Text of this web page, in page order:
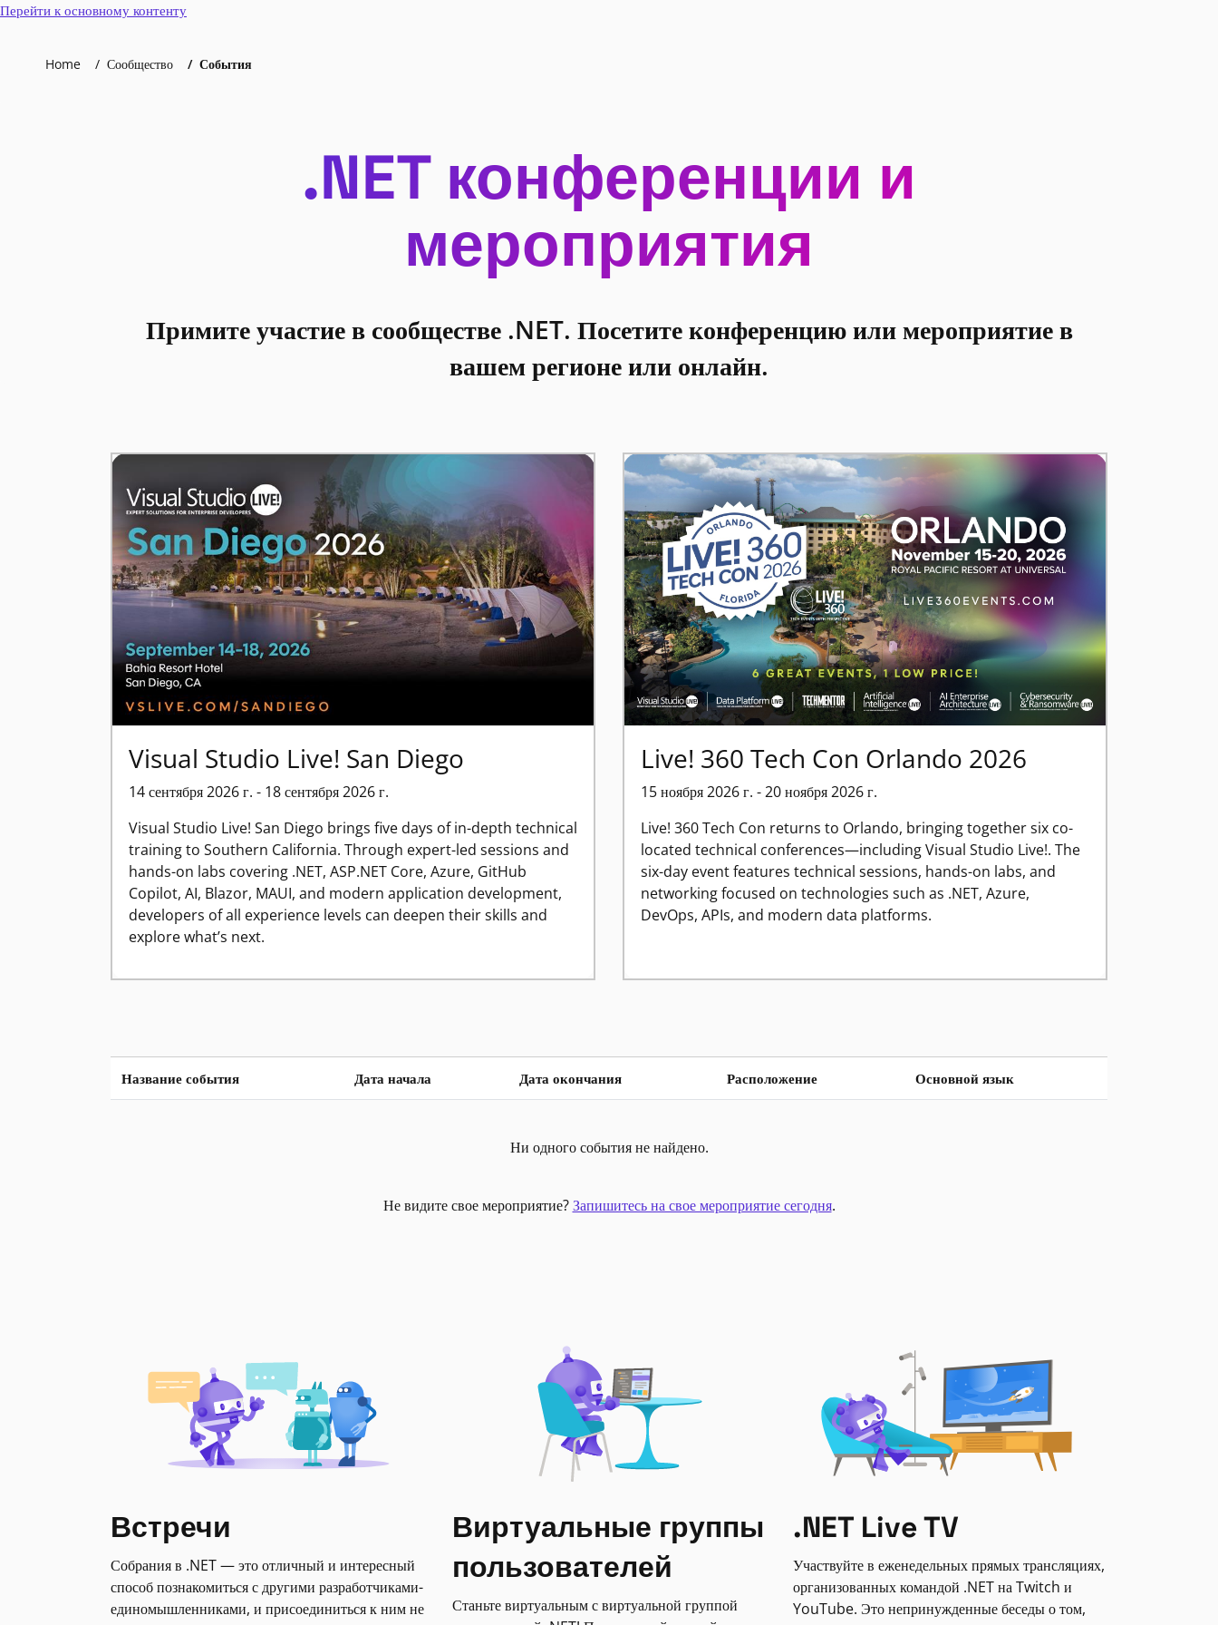
Перейти к основному контенту
Home Сообщество События
.NET конференции и
мероприятия
Примите участие в сообществе .NET. Посетите конференцию или мероприятие в
вашем регионе или онлайн.
Visual Studio Live! San Diego
14 сентября 2026 г. - 18 сентября 2026 г.
Visual Studio Live! San Diego brings five days of in-depth technical
training to Southern California. Through expert-led sessions and
hands-on labs covering .NET, ASP.NET Core, Azure, GitHub
Copilot, AI, Blazor, MAUI, and modern application development,
developers of all experience levels can deepen their skills and
explore what’s next.
Live! 360 Tech Con Orlando 2026
15 ноября 2026 г. - 20 ноября 2026 г.
Live! 360 Tech Con returns to Orlando, bringing together six co-
located technical conferences—including Visual Studio Live!. The
six-day event features technical sessions, hands-on labs, and
networking focused on technologies such as .NET, Azure,
DevOps, APIs, and modern data platforms.
Название события Дата начала Дата окончания Расположение Основной язык
Ни одного события не найдено.
Не видите свое мероприятие?Запишитесь на свое мероприятие сегодня.
Встречи
Собрания в .NET — это отличный и интересный
способ познакомиться с другими разработчиками-
единомышленниками, и присоединиться к ним не
Виртуальные группы
пользователей
Станьте виртуальным с виртуальной группой
.NET Live TV
Участвуйте в еженедельных прямых трансляциях,
организованных командой .NET на Twitch и
YouTube. Это непринужденные беседы о том,